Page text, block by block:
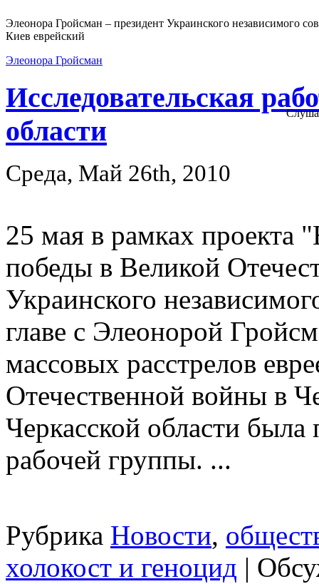
Элеонора Гройсман – президент Украинского независимого
Киев еврейский
Элеонора Гройсман
Исследовательская
области
Среда, Май 26th, 2010
25 мая в рамках
победы в Великой
Украинского
главе с Элеонорой
массовых расстрелов
Отечественной войны в
Черкасской области
рабочей группы. ...
Рубрика Новости,
холокост и геноцид |